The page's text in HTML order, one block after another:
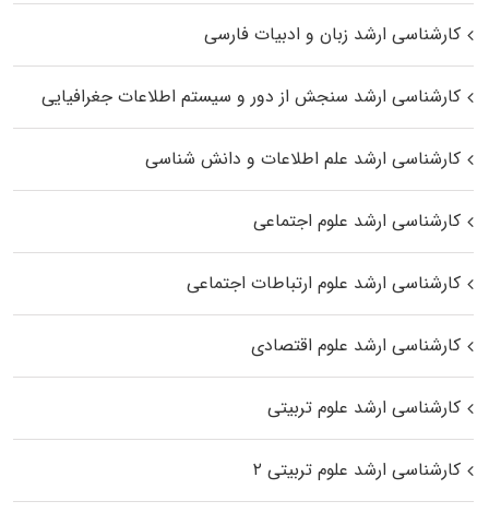
کارشناسی ارشد زبان و ادبیات فارسی
کارشناسی ارشد سنجش از دور و سیستم اطلاعات جغرافیایی
کارشناسی ارشد علم اطلاعات و دانش شناسی
کارشناسی ارشد علوم اجتماعی
کارشناسی ارشد علوم ارتباطات اجتماعی
کارشناسی ارشد علوم اقتصادی
کارشناسی ارشد علوم تربیتی
کارشناسی ارشد علوم تربیتی ۲